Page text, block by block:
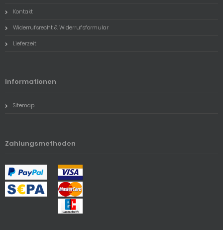
Kontakt
Widerrufsrecht & Widerrufsformular
Lieferzeit
Informationen
Sitemap
Zahlungsmethoden